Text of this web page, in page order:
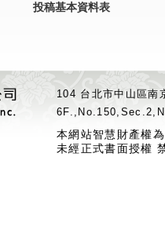
投稿基本資料表
104 台北市中山區
本網站智慧財產權
未經正式書面授權